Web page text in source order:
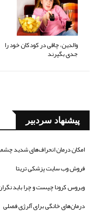
والدین، چاقی در کودکان خود را
جدی بگیرند
پیشنهاد سردبیر
امکان درمان انحراف‌های شدید
فروش وب سایت پزشکی تریتا
ویروس کرونا چیست و چرا باید
درمان‌های خانگی برای آلرژی فصلی